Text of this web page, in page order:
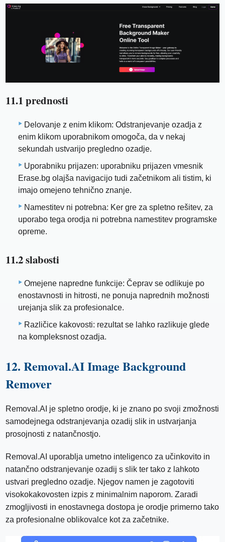
11.1 prednosti
Delovanje z enim klikom: Odstranjevanje ozadja z
enim klikom uporabnikom omogoča, da v nekaj
sekundah ustvarijo pregledno ozadje.
Uporabniku prijazen: uporabniku prijazen vmesnik
Erase.bg olajša navigacijo tudi začetnikom ali tistim, ki
imajo omejeno tehnično znanje.
Namestitev ni potrebna: Ker gre za spletno rešitev, za
uporabo tega orodja ni potrebna namestitev programske
opreme.
11.2 slabosti
Omejene napredne funkcije: Čeprav se odlikuje po
enostavnosti in hitrosti, ne ponuja naprednih možnosti
urejanja slik za profesionalce.
Različice kakovosti: rezultat se lahko razlikuje glede
na kompleksnost ozadja.
12. Removal.AI Image Background
Remover
Removal.AI je spletno orodje, ki je znano po svoji zmožnosti
samodejnega odstranjevanja ozadij slik in ustvarjanja
prosojnosti z natančnostjo.
Removal.AI uporablja umetno inteligenco za učinkovito in
natančno odstranjevanje ozadij s slik ter tako z lahkoto
ustvari pregledno ozadje. Njegov namen je zagotoviti
visokokakovosten izpis z minimalnim naporom. Zaradi
zmogljivosti in enostavnega dostopa je orodje primerno tako
za profesionalne oblikovalce kot za začetnike.